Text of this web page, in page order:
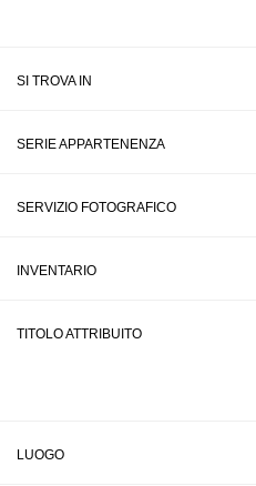
SI TROVA IN
SERIE APPARTENENZA
SERVIZIO FOTOGRAFICO
INVENTARIO
TITOLO ATTRIBUITO
LUOGO